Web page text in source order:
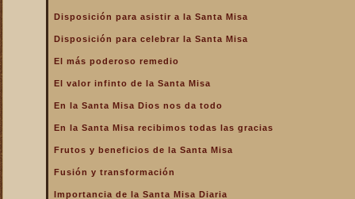
Disposición para asistir a la Santa Misa
Disposición para celebrar la Santa Misa
El más poderoso remedio
El valor infinto de la Santa Misa
En la Santa Misa Dios nos da todo
En la Santa Misa recibimos todas las gracias
Frutos y beneficios de la Santa Misa
Fusión y transformación
Importancia de la Santa Misa Diaria